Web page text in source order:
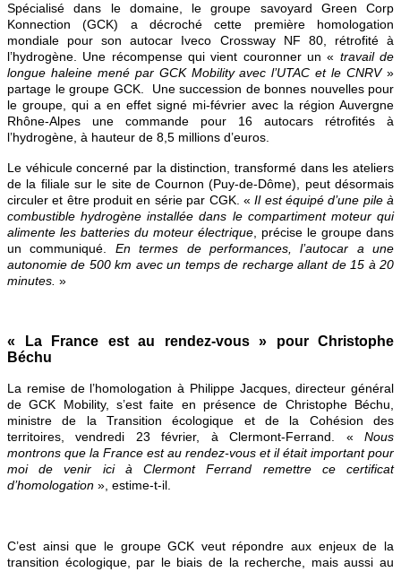
Spécialisé dans le domaine, le groupe savoyard Green Corp
Konnection (GCK) a décroché cette première homologation
mondiale pour son autocar Iveco Crossway NF 80, rétrofité à
l’hydrogène. Une récompense qui vient couronner un « travail de
longue haleine mené par GCK Mobility avec l’UTAC et le CNRV»
partage le groupe GCK. Une succession de bonnes nouvelles pour
le groupe, qui a en effet signé mi-février avec la région Auvergne
Rhône-Alpes une commande pour 16 autocars rétrofités à
l’hydrogène, à hauteur de 8,5 millions d’euros.
Le véhicule concerné par la distinction, transformé dans les ateliers
de la filiale sur le site de Cournon (Puy-de-Dôme), peut désormais
circuler et être produit en série par CGK. «Il est équipé d’une pile à
combustible hydrogène installée dans le compartiment moteur qui
alimente les batteries du moteur électrique, précise le groupe dans
un communiqué. En termes de performances, l’autocar a une
autonomie de 500 km avec un temps de recharge allant de 15 à 20
minutes. »
« La France est au rendez-vous » pour Christophe
Béchu
La remise de l’homologation à Philippe Jacques, directeur général
de GCK Mobility, s’est faite en présence de Christophe Béchu,
ministre de la Transition écologique et de la Cohésion des
territoires, vendredi 23 février, à Clermont-Ferrand. « Nous
montrons que la France est au rendez-vous et il était important pour
moi de venir ici à Clermont Ferrand remettre ce certificat
d’homologation », estime-t-il.
C’est ainsi que le groupe GCK veut répondre aux enjeux de la
transition écologique, par le biais de la recherche, mais aussi au